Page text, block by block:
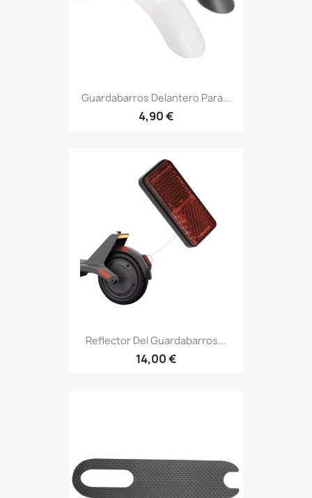
Guardabarros Delantero Para...
4,90 €
Reflector Del Guardabarros...
14,00 €